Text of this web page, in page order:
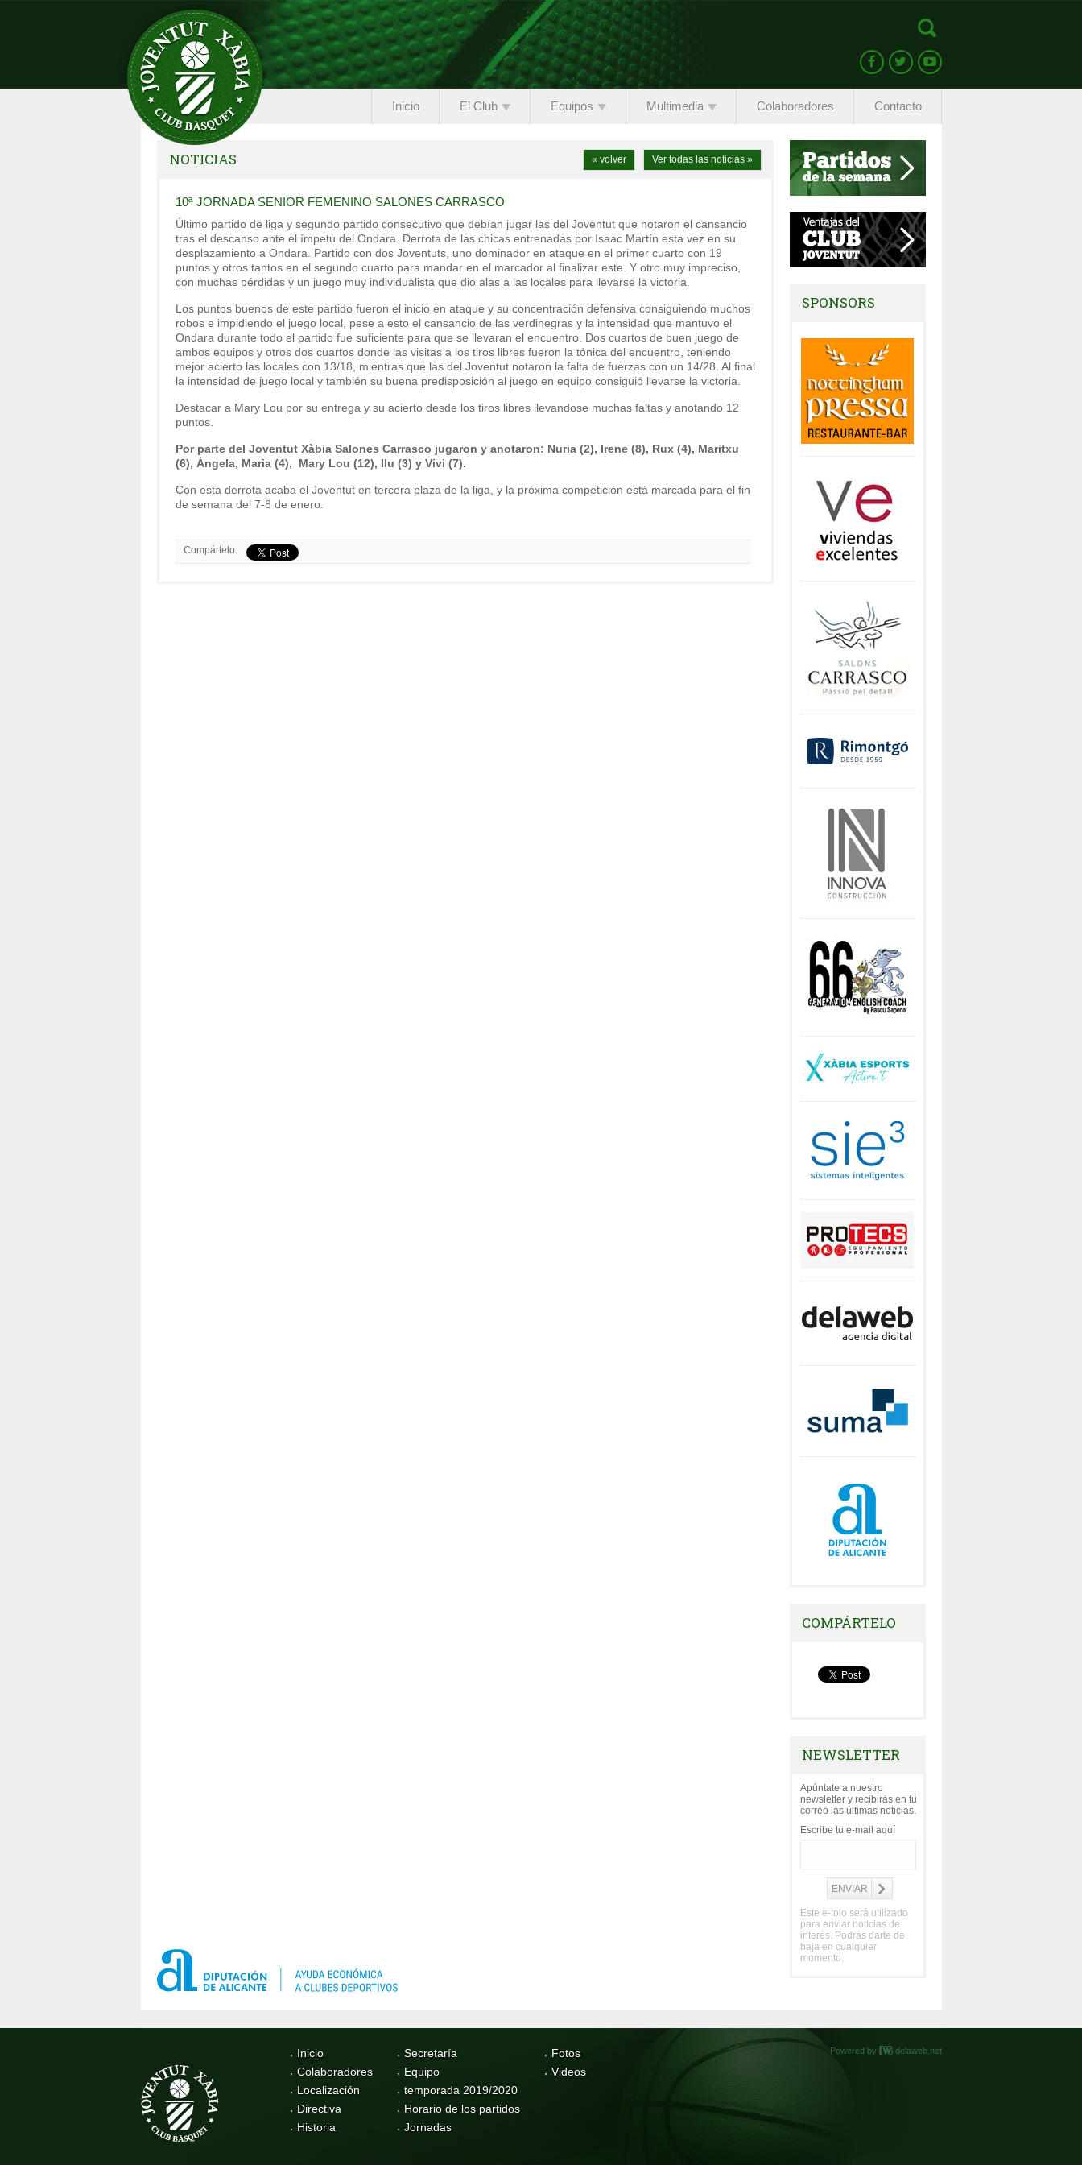
Inicio El Club Equipos Multimedia Colaboradores Contacto
NOTICIAS Ver todas las noticias »
« volver
10ª JORNADA SENIOR FEMENINO SALONES CARRASCO
Último partido de liga y segundo partido consecutivo que debían jugar las del Joventut que notaron el cansancio
tras el descanso ante el ímpetu del Ondara. Derrota de las chicas entrenadas por Isaac Martín esta vez en su
desplazamiento a Ondara. Partido con dos Joventuts, uno dominador en ataque en el primer cuarto con 19
puntos y otros tantos en el segundo cuarto para mandar en el marcador al finalizar este. Y otro muy impreciso,
con muchas pérdidas y un juego muy individualista que dio alas a las locales para llevarse la victoria.
Los puntos buenos de este partido fueron el inicio en ataque y su concentración defensiva consiguiendo muchos
robos e impidiendo el juego local, pese a esto el cansancio de las verdinegras y la intensidad que mantuvo el
Ondara durante todo el partido fue suficiente para que se llevaran el encuentro. Dos cuartos de buen juego de
ambos equipos y otros dos cuartos donde las visitas a los tiros libres fueron la tónica del encuentro, teniendo
mejor acierto las locales con 13/18, mientras que las del Joventut notaron la falta de fuerzas con un 14/28. Al final
la intensidad de juego local y también su buena predisposición al juego en equipo consiguió llevarse la victoria.
Destacar a Mary Lou por su entrega y su acierto desde los tiros libres llevandose muchas faltas y anotando 12
puntos.
Por parte del Joventut Xàbia Salones Carrasco jugaron y anotaron: Nuria (2), Irene (8), Rux (4), Maritxu
(6), Ángela, Maria (4), Mary Lou (12), Ilu (3) y Vivi (7).
Con esta derrota acaba el Joventut en tercera plaza de la liga, y la próxima competición está marcada para el fin
de semana del 7-8 de enero.
Compártelo:
SPONSORS
COMPÁRTELO
NEWSLETTER
Apúntate a nuestro
newsletter y recibirás en tu
correo las últimas noticias.
Escribe tu e-mail aquí
Este e-tolo será utilizado
para enviar noticias de
interés. Podrás darte de
baja en cualquier
momento.
Inicio
Colaboradores
Localización
Directiva
Historia
Secretaría
Equipo
temporada 2019/2020
Horario de los partidos
Jornadas
Fotos
Videos
Powered by delaweb.net